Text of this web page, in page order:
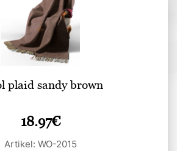
plaid sandy brown
18.97€
Artikel: WO-2015